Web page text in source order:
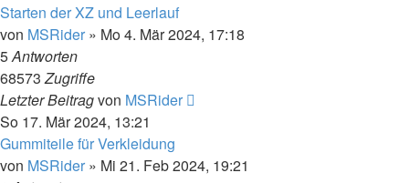
Starten der XZ und Leerlauf
von MSRider » Mo 4. Mär 2024, 17:18
5Antworten
68573Zugriffe
Letzter Beitragvon MSRider
So 17. Mär 2024, 13:21
Gummiteile für Verkleidung
von MSRider » Mi 21. Feb 2024, 19:21